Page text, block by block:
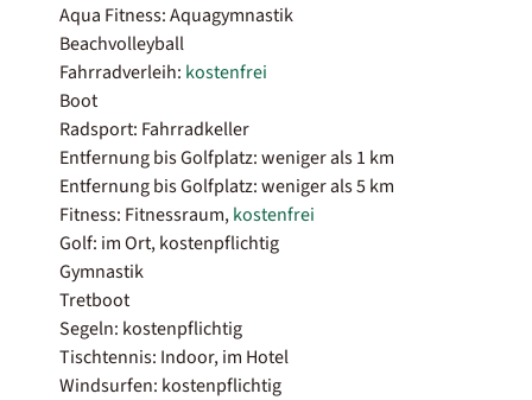
Aqua Fitness: Aquagymnastik
Beachvolleyball
Fahrradverleih: kostenfrei
Boot
Radsport: Fahrradkeller
Entfernung bis Golfplatz: weniger als 1 km
Entfernung bis Golfplatz: weniger als 5 km
Fitness: Fitnessraum,kostenfrei
Golf: im Ort, kostenpflichtig
Gymnastik
Tretboot
Segeln: kostenpflichtig
Tischtennis: Indoor, im Hotel
Windsurfen: kostenpflichtig